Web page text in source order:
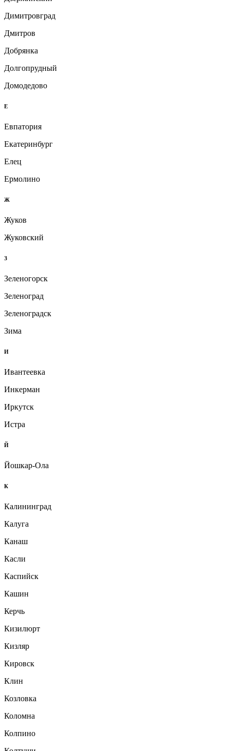
Димитровград
Дмитров
Добрянка
Долгопрудный
Домодедово
Е
Евпатория
Екатеринбург
Елец
Ермолино
Ж
Жуков
Жуковский
З
Зеленогорск
Зеленоград
Зеленоградск
Зима
И
Ивантеевка
Инкерман
Иркутск
Истра
Й
Йошкар-Ола
К
Калининград
Калуга
Канаш
Касли
Каспийск
Кашин
Керчь
Кизилюрт
Кизляр
Кировск
Клин
Козловка
Коломна
Колпино